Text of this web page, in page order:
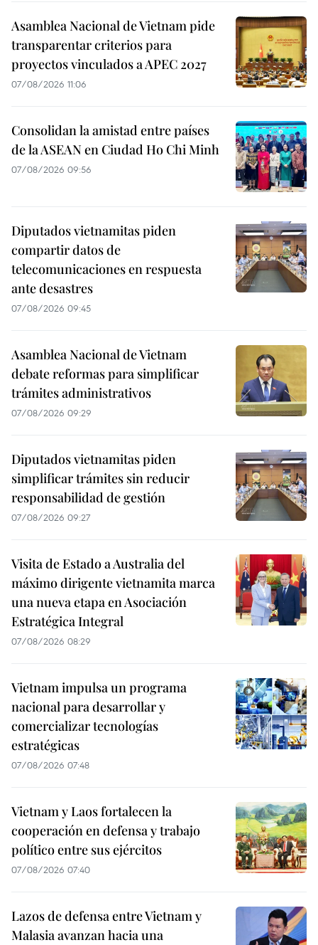
Asamblea Nacional de Vietnam pide
transparentar criterios para
proyectos vinculados a APEC 2027
07/08/2026 11:06
Consolidan la amistad entre países
de la ASEAN en Ciudad Ho Chi Minh
07/08/2026 09:56
Diputados vietnamitas piden
compartir datos de
telecomunicaciones en respuesta
ante desastres
07/08/2026 09:45
Asamblea Nacional de Vietnam
debate reformas para simplificar
trámites administrativos
07/08/2026 09:29
Diputados vietnamitas piden
simplificar trámites sin reducir
responsabilidad de gestión
07/08/2026 09:27
Visita de Estado a Australia del
máximo dirigente vietnamita marca
una nueva etapa en Asociación
Estratégica Integral
07/08/2026 08:29
Vietnam impulsa un programa
nacional para desarrollar y
comercializar tecnologías
estratégicas
07/08/2026 07:48
Vietnam y Laos fortalecen la
cooperación en defensa y trabajo
político entre sus ejércitos
07/08/2026 07:40
Lazos de defensa entre Vietnam y
Malasia avanzan hacia una